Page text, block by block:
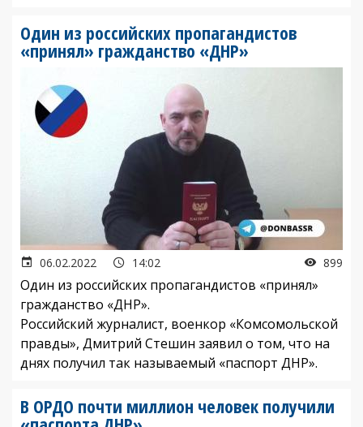
Один из российских пропагандистов
«принял» гражданство «ДНР»
06.02.2022 14:02 899
Один из российских пропагандистов «принял»
гражданство «ДНР».
Российский журналист, военкор «Комсомольской
правды», Дмитрий Стешин заявил о том, что на
днях получил так называемый «паспорт ДНР».
В ОРДО почти миллион человек получили